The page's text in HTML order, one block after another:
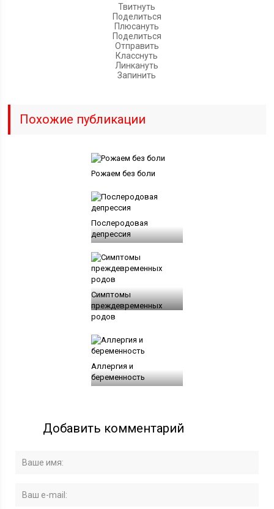
Твитнуть
Поделиться
Плюсануть
Поделиться
Отправить
Класснуть
Линкануть
Запинить
Похожие публикации
Рожаем без боли
Послеродовая
депрессия
Симптомы
преждевременных
родов
Аллергия и
беременность
Добавить комментарий